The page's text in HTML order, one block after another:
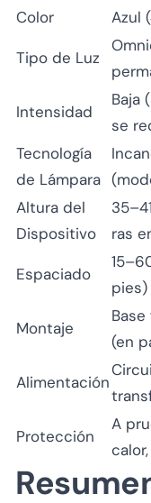
Color
Azul
Tipo de Luz
Intensidad
Baja
se
Tecnología
de Lámpara
Altura del
Dispositivo
ras
Espaciado
Montaje
(en
Alimentación
Protección
A